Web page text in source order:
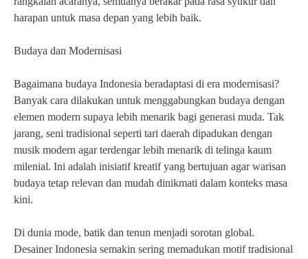
harapan untuk masa depan yang lebih baik.
Budaya dan Modernisasi
Bagaimana budaya Indonesia beradaptasi di era modernisasi?
Banyak cara dilakukan untuk menggabungkan budaya dengan
elemen modern supaya lebih menarik bagi generasi muda. Tak
jarang, seni tradisional seperti tari daerah dipadukan dengan
musik modern agar terdengar lebih menarik di telinga kaum
milenial. Ini adalah inisiatif kreatif yang bertujuan agar warisan
budaya tetap relevan dan mudah dinikmati dalam konteks masa
kini.
Di dunia mode, batik dan tenun menjadi sorotan global.
Desainer Indonesia semakin sering memadukan motif tradisional